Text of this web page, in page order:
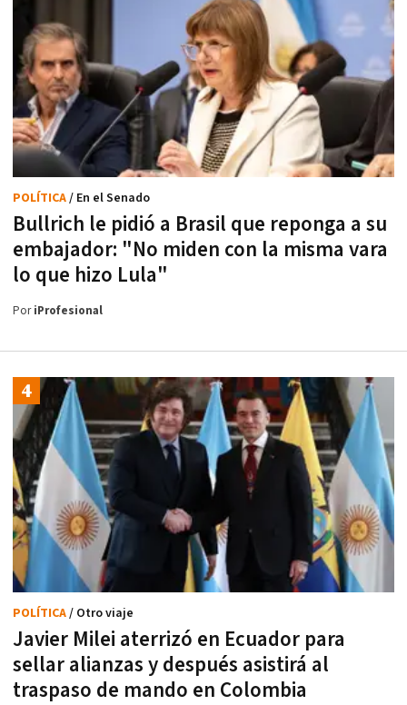
Bullrich le pidió a Brasil que reponga a su
embajador: "No miden con la misma vara
lo que hizo Lula"
POLÍTICA/ En el Senado
PoriProfesional
Javier Milei aterrizó en Ecuador para
sellar alianzas y después asistirá al
traspaso de mando en Colombia
POLÍTICA/ Otro viaje